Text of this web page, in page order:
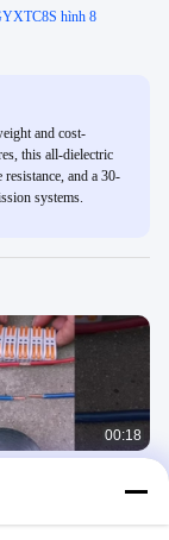
hình 8
and cost-
this all-dielectric
and a 30-
systems.
00:18